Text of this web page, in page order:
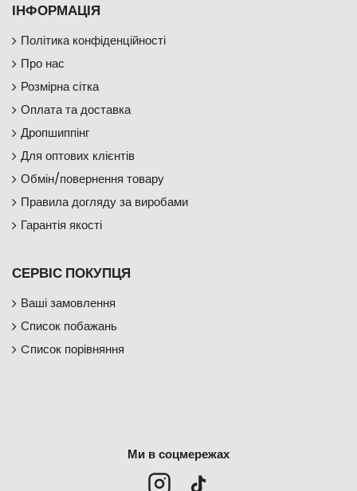
ІНФОРМАЦІЯ
Політика конфіденційності
Про нас
Розмірна сітка
Оплата та доставка
Дропшиппінг
Для оптових клієнтів
Обмін/повернення товару
Правила догляду за виробами
Гарантія якості
СЕРВІС ПОКУПЦЯ
Ваші замовлення
Список побажань
Cписок порівняння
Ми в соцмережах